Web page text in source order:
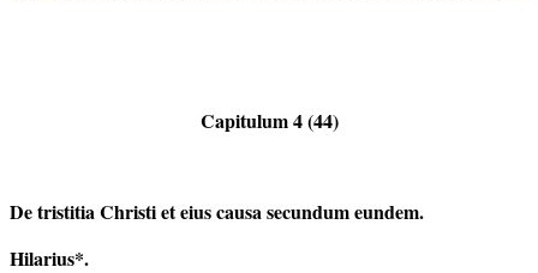
Capitulum 4 (44)
De tristitia Christi et eius causa secundum eundem.
Hilarius*.